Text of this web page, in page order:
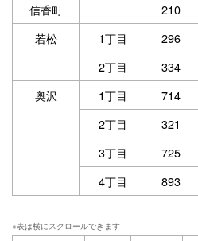
信香町
210
若松
1丁目 296
2丁目
334
奥沢
1丁目 714
2丁目
321
3丁目
725
4丁目
893